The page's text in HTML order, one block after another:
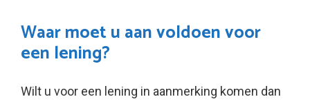
Waar moet u aan voldoen voor
een lening?
Wilt u voor een lening in aanmerking komen dan